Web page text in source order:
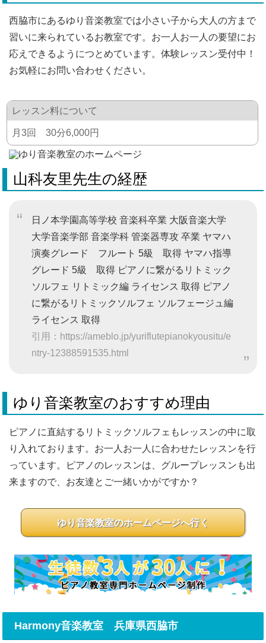
西脇市にあるゆり音楽教室では小さい子から大人の方まで
習いに来られているお教室です。お一人お一人の要望にお
応えできるようにつとめています。体験レッスン受付中！
お気軽にお問い合わせください。
レッスン料について
月3回 30分6,000円
山科友里先生の経歴
日ノ本学園高等学校 音楽科卒業 大阪音楽大学
大学音楽学部 音楽学科 管楽器専攻 卒業 ヤマハ
演奏グレード フルート 5級 取得 ヤマハ指導
グレード 5級 取得 ピアノに繋がるリトミック
ソルフェ リトミック編 ライセンス 取得 ピアノ
に繋がるリトミックソルフェ ソルフェージュ編
ライセンス 取得
引用：https://ameblo.jp/yuriflutepianokyousitu/e
ntry-12388591535.html
ゆり音楽教室のおすすめ理由
ピアノに直結するリトミックソルフェもレッスンの中に取
り入れております。お一人お一人に合わせたレッスンを行
っています。ピアノのレッスンは、グループレッスンも出
来ますので、お友達とご一緒いかがですか？
ゆり音楽教室のホームページへ行く
Harmony音楽教室 兵庫県西脇市